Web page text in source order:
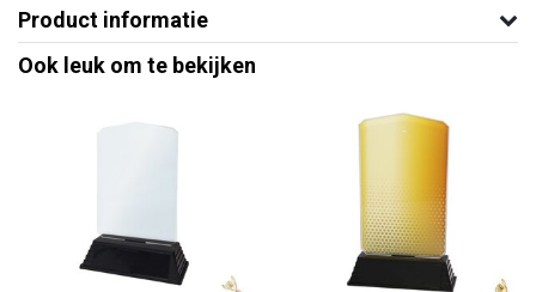
Product informatie
Ook leuk om te bekijken